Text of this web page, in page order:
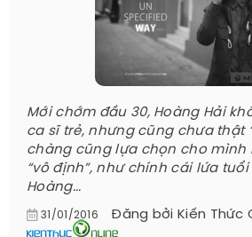
Mới chớm đầu 30, Hoàng Hải
ca sĩ trẻ, nhưng cũng chưa thật
chàng cũng lựa chọn cho mình
“vô định”, như chính cái lứa
Hoàng...
31/01/2016 Đăng bởi Kiến Thức